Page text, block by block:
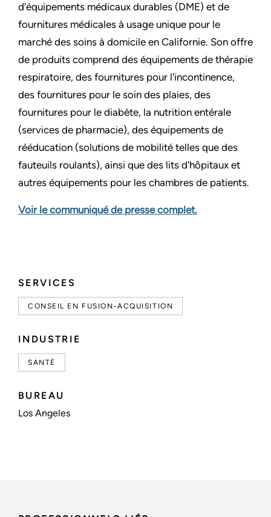
SERVICES
CONSEIL EN FUSION-ACQUISITION
INDUSTRIE
SANTÉ
BUREAU
Los Angeles
d’équipements médicaux durables (DME) et de
fournitures médicales à usage unique pour le
marché des soins à domicile en Californie. Son offre
de produits comprend des équipements de thérapie
respiratoire, des fournitures pour l'incontinence,
des fournitures pour le soin des plaies, des
fournitures pour le diabète, la nutrition entérale
(services de pharmacie), des équipements de
rééducation (solutions de mobilité telles que des
fauteuils roulants), ainsi que des lits d'hôpitaux et
autres équipements pour les chambres de patients.
Voir le communiqué de presse complet.